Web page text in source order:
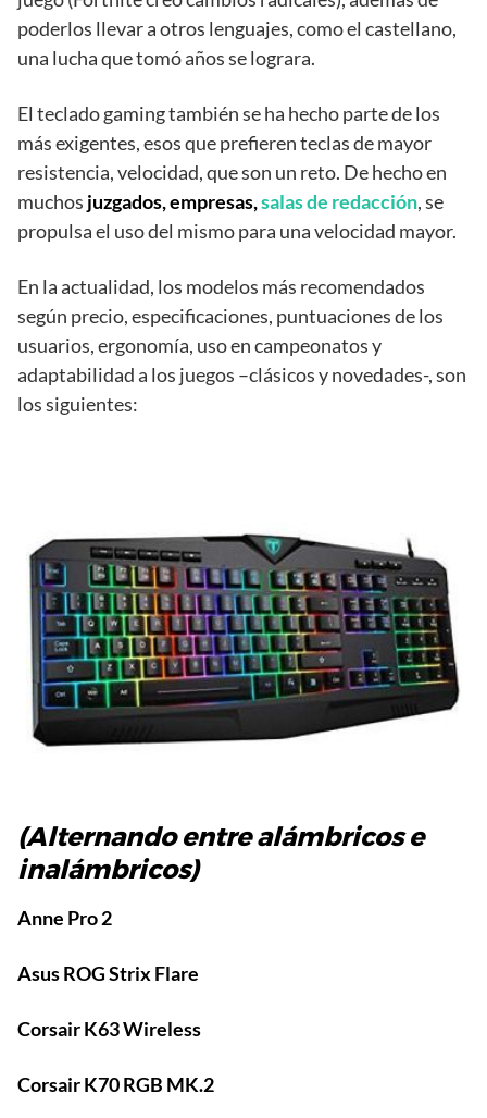
poderlos llevar a otros lenguajes, como el castellano,
una lucha que tomó años se lograra.
El teclado gaming también se ha hecho parte de los
más exigentes, esos que prefieren teclas de mayor
resistencia, velocidad, que son un reto. De hecho en
muchos juzgados, empresas,salas de redacción, se
propulsa el uso del mismo para una velocidad mayor.
En la actualidad, los modelos más recomendados
según precio, especificaciones, puntuaciones de los
usuarios, ergonomía, uso en campeonatos y
adaptabilidad a los juegos –clásicos y novedades-, son
los siguientes:
(Alternando entre alámbricos e
inalámbricos)
Anne Pro 2
Asus ROG Strix Flare
Corsair K63 Wireless
Corsair K70 RGB MK.2